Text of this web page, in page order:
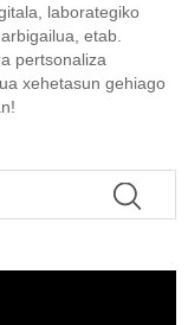
laborategiko
etab.
pertsonaliza
xehetasun gehiago